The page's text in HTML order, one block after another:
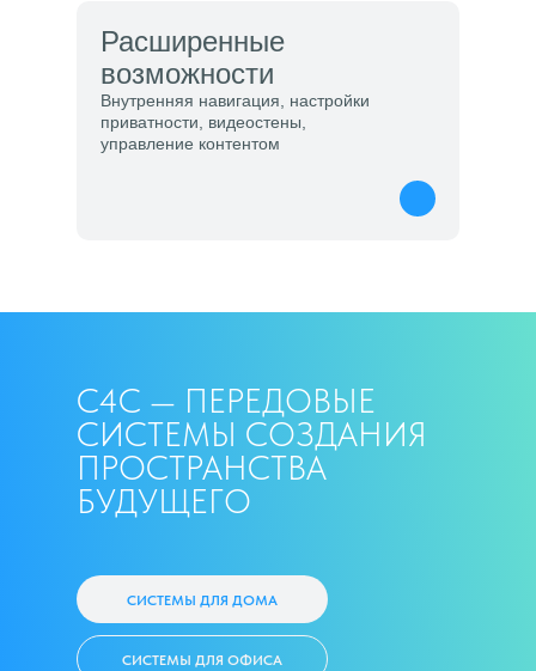
Расширенные
возможности
Внутренняя навигация, настройки
приватности, видеостены,
управление контентом
СИСТЕМЫ ДЛЯ ОФИСА
СИСТЕМЫ ДЛЯ ДОМА
С4С — ПЕРЕДОВЫЕ
СИСТЕМЫ СОЗДАНИЯ
ПРОСТРАНСТВА
БУДУЩЕГО